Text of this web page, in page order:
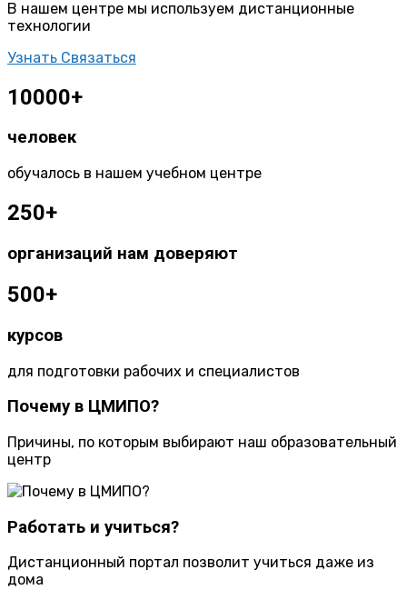
В нашем центре мы используем дистанционные
технологии
Узнать Связаться
10000+
человек
обучалось в нашем учебном центре
250+
организаций нам доверяют
500+
курсов
для подготовки рабочих и специалистов
Почему в ЦМИПО?
Причины, по которым выбирают наш образовательный
центр
Работать и учиться?
Дистанционный портал позволит учиться даже из
дома